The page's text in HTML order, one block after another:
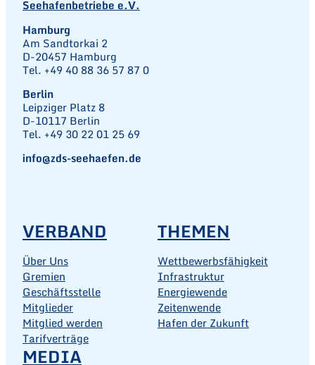
Seehafenbetriebe e.V.
Hamburg
Am Sandtorkai 2
D-20457 Hamburg
Tel. +49 40 88 36 57 87 0
Berlin
Leipziger Platz 8
D-10117 Berlin
Tel. +49 30 22 01 25 69
info@zds-seehaefen.de
VERBAND
Über Uns
Gremien
Geschäftsstelle
Mitglieder
Mitglied werden
Tarifverträge
THEMEN
Wettbewerbsfähigkeit
Infrastruktur
Energiewende
Zeitenwende
Hafen der Zukunft
MEDIA